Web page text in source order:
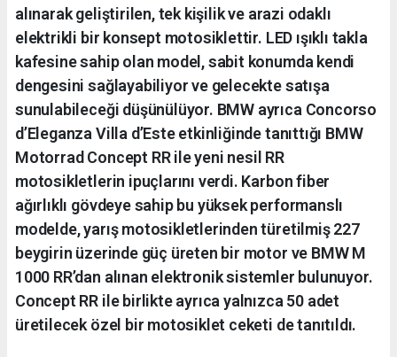
alınarak geliştirilen, tek kişilik ve arazi odaklı
elektrikli bir konsept motosiklettir. LED ışıklı takla
kafesine sahip olan model, sabit konumda kendi
dengesini sağlayabiliyor ve gelecekte satışa
sunulabileceği düşünülüyor. BMW ayrıca Concorso
d’Eleganza Villa d’Este etkinliğinde tanıttığı BMW
Motorrad Concept RR ile yeni nesil RR
motosikletlerin ipuçlarını verdi. Karbon fiber
ağırlıklı gövdeye sahip bu yüksek performanslı
modelde, yarış motosikletlerinden türetilmiş 227
beygirin üzerinde güç üreten bir motor ve BMW M
1000 RR’dan alınan elektronik sistemler bulunuyor.
Concept RR ile birlikte ayrıca yalnızca 50 adet
üretilecek özel bir motosiklet ceketi de tanıtıldı.